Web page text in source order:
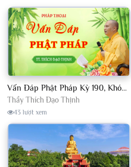
Vấn Đáp Phật Pháp Kỳ 190, Khóa Tu Sinh Viên Con Kể Bụt Nghe Tháng 05, 2023 TT. Thích Đạo Thịnh - CKN
Thầy Thích Đạo Thịnh
43 lượt xem